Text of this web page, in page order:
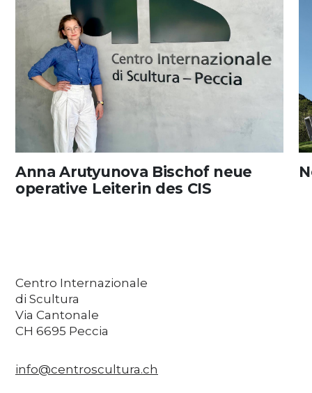
Anna Arutyunova Bischof neue
operative Leiterin des CIS
Centro Internazionale
di Scultura
Via Cantonale
CH 6695 Peccia
info@centroscultura.ch